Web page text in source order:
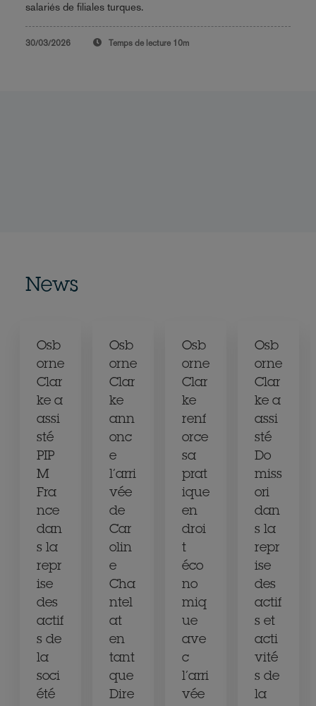
salariés de filiales turques.
30/03/2026 Temps de lecture 10m
News
Osb
orne
Clar
ke a
assi
sté
PIP
M
Fra
nce
dan
s la
repr
ise
des
actif
s de
la
soci
été
Osb
orne
Clar
ke
ann
onc
e
l’arri
vée
de
Car
olin
e
Cha
ntel
at
en
tant
que
Dire
Osb
orne
Clar
ke
renf
orce
sa
prat
ique
en
droi
t
éco
no
miq
ue
ave
c
l’arri
vée
Osb
orne
Clar
ke a
assi
sté
Do
miss
ori
dan
s la
repr
ise
des
actif
s et
acti
vité
s de
la